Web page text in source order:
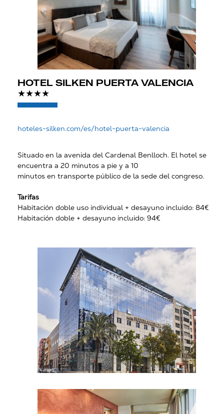
HOTEL SILKEN PUERTA VALENCIA
★★★★
hoteles-silken.com/es/hotel-puerta-valencia
Situado en la avenida del Cardenal Benlloch. El hotel se
encuentra a 20 minutos a pie y a 10
minutos en transporte público de la sede del congreso.
Tarifas
Habitación doble uso individual + desayuno incluido: 84€
Habitación doble + desayuno incluido: 94€